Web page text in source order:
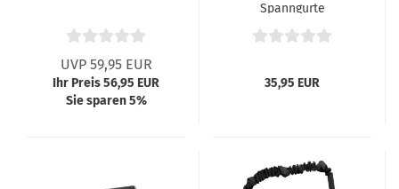
UVP 59,95 EUR
Ihr Preis 56,95 EUR
Sie sparen 5%
Spanngurte
35,95 EUR